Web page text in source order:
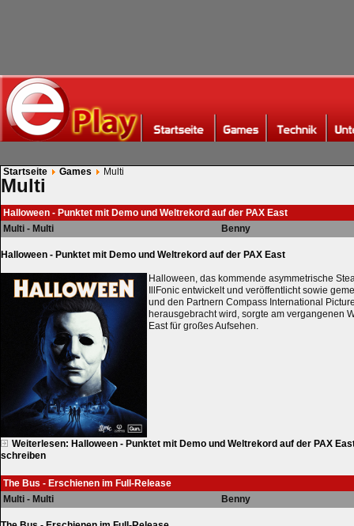
Startseite Games Multi
Multi
Halloween - Punktet mit Demo und Weltrekord auf der PAX East
Multi - Multi
Benny
Halloween - Punktet mit Demo und Weltrekord auf der PAX East
Halloween, das kommende asymmetrische
IllFonic entwickelt und veröffentlicht sowie
und den Partnern Compass International
herausgebracht wird, sorgte am vergangenen
East für großes Aufsehen.
Weiterlesen: Halloween - Punktet mit Demo und Weltrekord auf der PAX
schreiben
The Bus - Erschienen im Full-Release
Multi - Multi
Benny